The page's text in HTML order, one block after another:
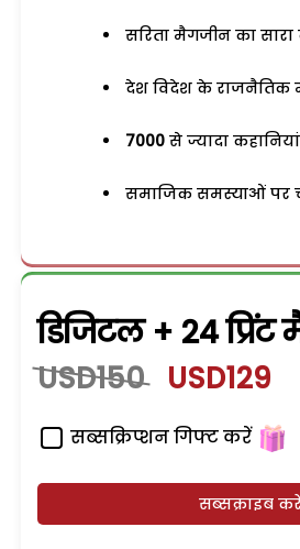
सरिता मैगजीन का
देश विदेश के राजनैतिक
7000 से ज्यादा कहानियां
समाजिक समस्याओं पर
डिजिटल + 24
USD150 USD129
सब्सक्रिप्शन गिफ्ट करें
सब्सक्राइब